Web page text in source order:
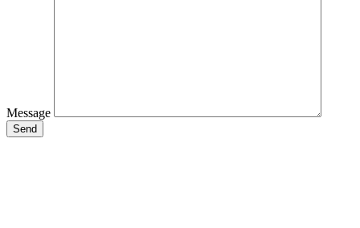
Message